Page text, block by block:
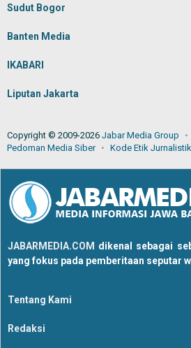
Sudut Bogor
Banten Media
IKABARI
Liputan Jakarta
Copyright © 2009-2026 Jabar Media Group
Pedoman Media Siber
Kode Etik Jurnalistik
JABARMEDIA.COM dikenal sebagai
yang fokus pada pemberitaan seputar
Tentang Kami
Redaksi